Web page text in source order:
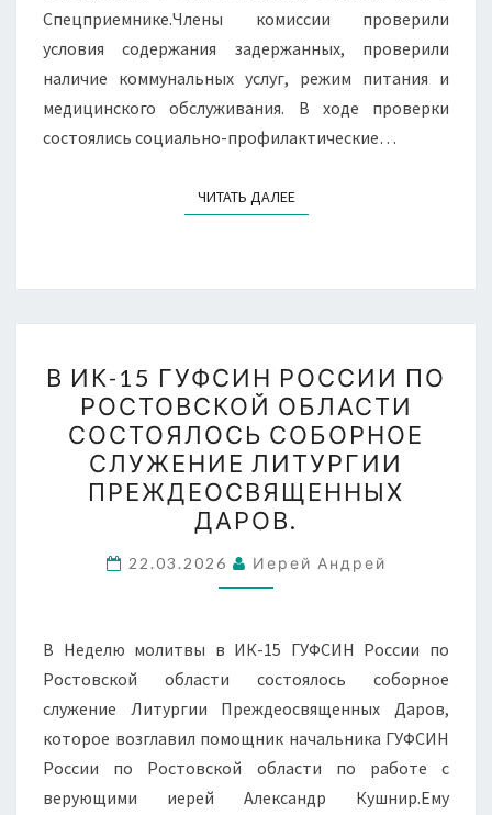
Спецприемнике.Члены комиссии проверили
условия содержания задержанных, проверили
наличие коммунальных услуг, режим питания и
медицинского обслуживания. В ходе проверки
состоялись социально-профилактические…
ЧИТАТЬ ДАЛЕЕЧИТАТЬ ДАЛЕЕ
ИК-15
ГУФСИН
РОССИИ
ПО
РОСТОВСКОЙ
ОБЛАСТИ
СОСТОЯЛОСЬ
СОБОРНОЕ
ЛИТУРГИИ
ПРЕЖДЕОСВЯЩЕННЫХ
ДАРОВ.
В ИК-15 ГУФСИН РОССИИ ПО
РОСТОВСКОЙ ОБЛАСТИ
СОСТОЯЛОСЬ СОБОРНОЕ
СЛУЖЕНИЕ ЛИТУРГИИ
ПРЕЖДЕОСВЯЩЕННЫХ
ДАРОВ.
22.03.2026 Иерей Андрей
В Неделю молитвы в ИК-15 ГУФСИН России по
Ростовской области состоялось соборное
служение Литургии Преждеосвященных Даров,
которое возглавил помощник начальника ГУФСИН
России по Ростовской области по работе с
верующими иерей Александр Кушнир.Ему